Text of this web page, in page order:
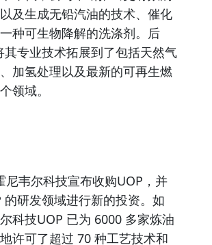
及生成无铅汽油的技术、催化
种可生物降解的洗涤剂。后
其专业技术拓展到了包括天然气
加氢处理以及最新的可再生燃
领域。
尼韦尔科技宣布收购UOP，并
的研发领域进行新的投资。如
科技UOP 已为 6000 多家炼油
许可了超过 70 种工艺技术和